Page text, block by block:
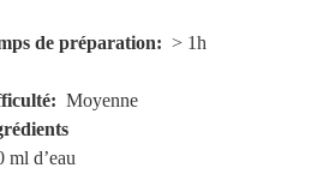
de préparation > 1h
Moyenne
ml d’eau